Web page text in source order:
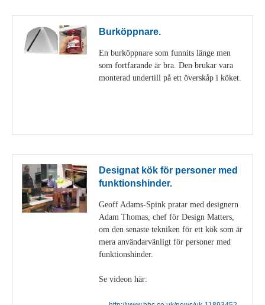
Burköppnare.
En burköppnare som funnits länge men
som fortfarande är bra. Den brukar vara
monterad undertill på ett överskåp i köket.
Designat kök för personer med
funktionshinder.
Geoff Adams-Spink pratar med designern
Adam Thomas, chef för Design Matters,
om den senaste tekniken för ett kök som är
mera användarvänligt för personer med
funktionshinder.
Se videon här: